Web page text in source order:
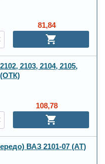
81,84
2103, 2104, 2105,
(ОТК)
108,78
ВАЗ 2101-07 (АТ)